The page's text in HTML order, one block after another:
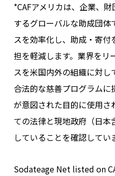
*CAFアメリカは、企業、
するグローバルな助成団体
スを効率化し、助成・寄
担を軽減します。業界をリ
スを米国内外の組織に対し
合法的な慈善プログラム
が意図された目的に使用さ
ての法律と現地政府（日
していることを確認してい
Sodateage Net listed on